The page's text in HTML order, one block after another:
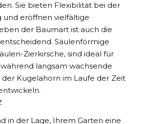
Sie bieten Flexibilität bei der
und eröffnen vielfältige
der Baumart ist auch die
Säulenförmige
Zierkirsche, sind ideal für
langsam wachsende
Kugelahorn im Laufe der Zeit
in der Lage, Ihrem Garten eine